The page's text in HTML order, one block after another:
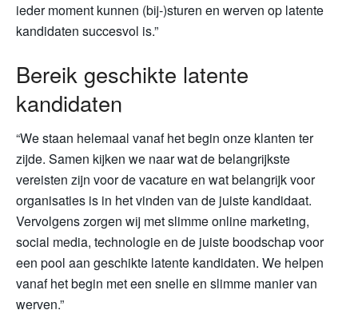
ieder moment kunnen (bij-)sturen en werven op latente
kandidaten succesvol is.”
Bereik geschikte latente
kandidaten
“We staan helemaal vanaf het begin onze klanten ter
zijde. Samen kijken we naar wat de belangrijkste
vereisten zijn voor de vacature en wat belangrijk voor
organisaties is in het vinden van de juiste kandidaat.
Vervolgens zorgen wij met slimme online marketing,
social media, technologie en de juiste boodschap voor
een pool aan geschikte latente kandidaten. We helpen
vanaf het begin met een snelle en slimme manier van
werven.”